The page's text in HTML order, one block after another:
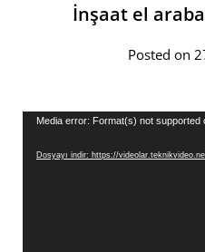
İnşaat el
Posted on
Video
Media error: Format(s) not
Dosyayı indir: https://